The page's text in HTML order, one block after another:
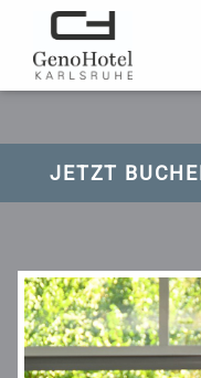
JETZT